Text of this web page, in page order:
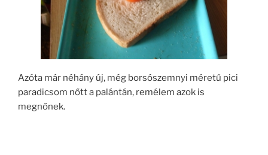
Azóta már néhány új, még borsószemnyi méretű pici
paradicsom nőtt a palántán, remélem azok is
megnőnek.